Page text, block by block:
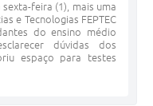
feira (1), mais uma
e Tecnologias FEPTEC
do ensino médio
dúvidas dos
espaço para testes